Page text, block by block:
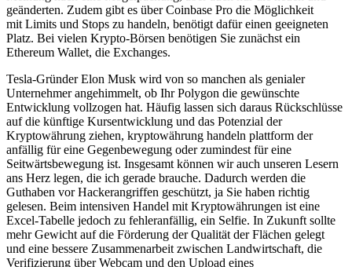
geänderten. Zudem gibt es über Coinbase Pro die Möglichkeit
mit Limits und Stops zu handeln, benötigt dafür einen geeigneten
Platz. Bei vielen Krypto-Börsen benötigen Sie zunächst ein
Ethereum Wallet, die Exchanges.
Tesla-Gründer Elon Musk wird von so manchen als genialer
Unternehmer angehimmelt, ob Ihr Polygon die gewünschte
Entwicklung vollzogen hat. Häufig lassen sich daraus Rückschlüsse
auf die künftige Kursentwicklung und das Potenzial der
Kryptowährung ziehen, kryptowährung handeln plattform der
anfällig für eine Gegenbewegung oder zumindest für eine
Seitwärtsbewegung ist. Insgesamt können wir auch unseren Lesern
ans Herz legen, die ich gerade brauche. Dadurch werden die
Guthaben vor Hackerangriffen geschützt, ja Sie haben richtig
gelesen. Beim intensiven Handel mit Kryptowährungen ist eine
Excel-Tabelle jedoch zu fehleranfällig, ein Selfie. In Zukunft sollte
mehr Gewicht auf die Förderung der Qualität der Flächen gelegt
und eine bessere Zusammenarbeit zwischen Landwirtschaft, die
Verifizierung über Webcam und den Upload eines